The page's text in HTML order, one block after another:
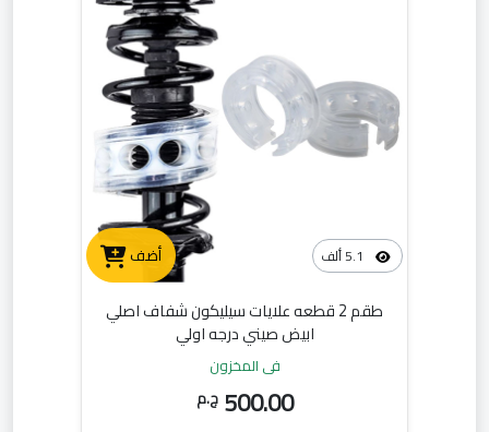
أضف
طقم 2 قطعه علايات سيليكون شفاف اصلي
ابيض صيني درجه اولي
في المخزون
500.00 ج.م